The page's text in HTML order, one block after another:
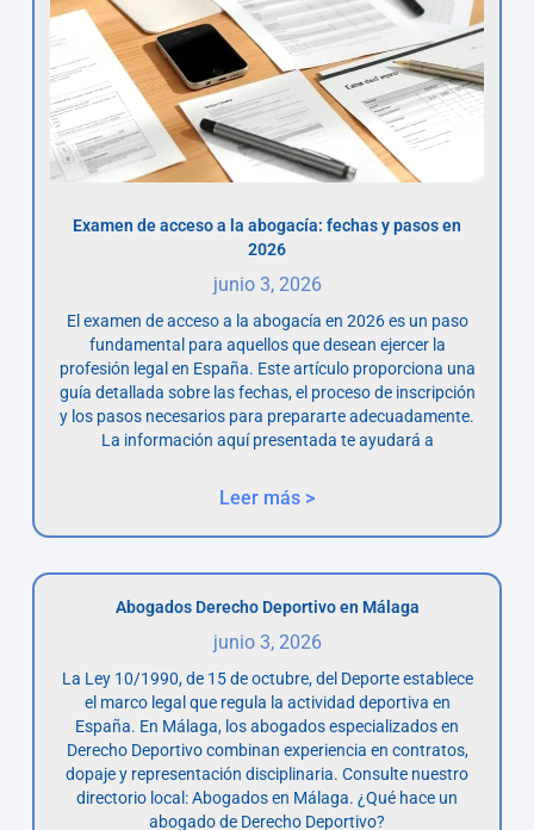
Examen de acceso a la abogacía: fechas y pasos en
2026
junio 3, 2026
El examen de acceso a la abogacía en 2026 es un paso
fundamental para aquellos que desean ejercer la
profesión legal en España. Este artículo proporciona una
guía detallada sobre las fechas, el proceso de inscripción
y los pasos necesarios para prepararte adecuadamente.
La información aquí presentada te ayudará a
Leer más >
Abogados Derecho Deportivo en Málaga
junio 3, 2026
La Ley 10/1990, de 15 de octubre, del Deporte establece
el marco legal que regula la actividad deportiva en
España. En Málaga, los abogados especializados en
Derecho Deportivo combinan experiencia en contratos,
dopaje y representación disciplinaria. Consulte nuestro
directorio local: Abogados en Málaga. ¿Qué hace un
abogado de Derecho Deportivo?